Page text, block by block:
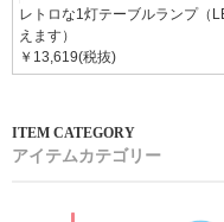
レトロな1灯テーブルランプ（
えます）
￥13,619(税抜)
アイテムカテゴリー